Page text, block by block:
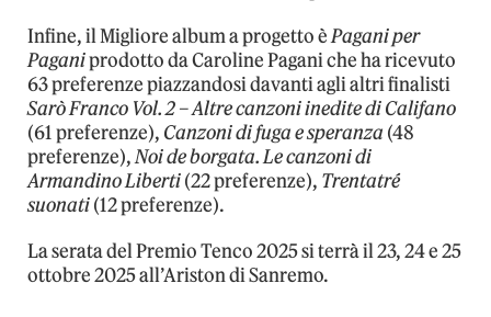
Infine, il Migliore album a progetto èPagani per
Paganiprodotto da Caroline Pagani che ha ricevuto
63 preferenze piazzandosi davanti agli altri finalisti
Sarò Franco Vol. 2 – Altre canzoni inedite di Califano
(61 preferenze), Canzoni di fuga e speranza (48
preferenze),Noi de borgata. Le canzoni di
Armandino Liberti(22 preferenze), Trentatré
suonati(12 preferenze).
La serata del Premio Tenco 2025 si terrà il 23, 24 e 25
ottobre 2025 all’Ariston di Sanremo.